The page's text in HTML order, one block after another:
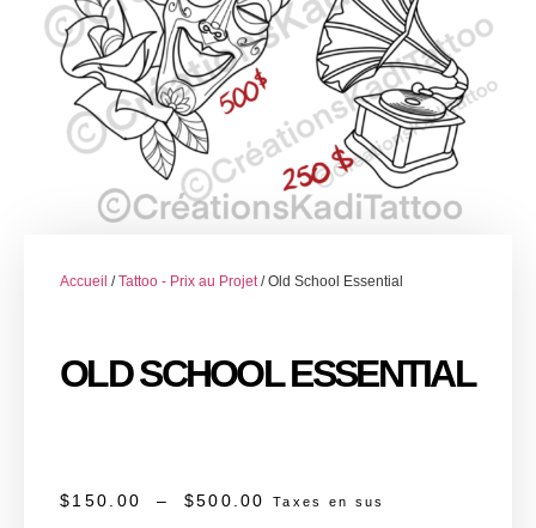
Accueil /Tattoo - Prix au Projet/ Old School Essential
OLD SCHOOL ESSENTIAL
$150.00 – $500.00 Taxes en sus